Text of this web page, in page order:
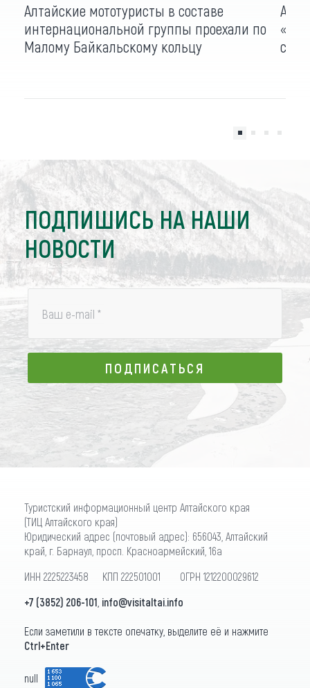
Алтайские мототуристы в составе
интернациональной группы проехали по
Малому Байкальскому кольцу
ПОДПИШИСЬ НА НАШИ
НОВОСТИ
Ваш e-mail *
ПОДПИСАТЬСЯ
ПОДПИСАТЬСЯ
Туристский информационный центр Алтайского края
(ТИЦ Алтайского края)
Юридический адрес (почтовый адрес): 656043, Алтайский
край, г. Барнаул, просп. Красноармейский, 16а
ИНН 2225223458 КПП 222501001 ОГРН 1212200029612
+7 (3852) 206-101 info@visitaltai.info
Если заметили в тексте опечатку, выделите её и нажмите
Ctrl+Enter
null